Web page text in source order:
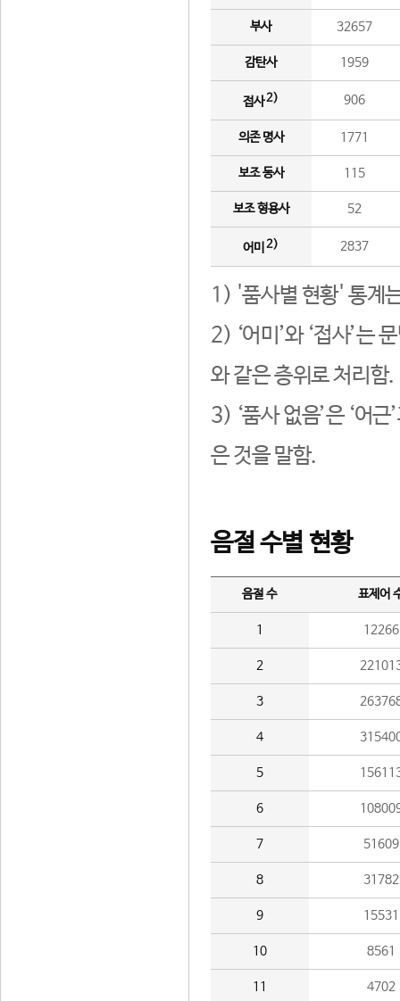
부사 32657
감탄사 1959
접사2) 906
의존 명사 1771
보조 동사 115
보조 형용사 52
어미 2) 2837
1) '품사별 현황' 통계
2) ‘어미’와 ‘접사’는
와 같은 층위로 처리함.
3) ‘품사 없음’은 ‘어
은 것을 말함.
음절 수별 현황
음절 수 표제어
1 12266
2
3
4
5
6
7 51609
8 31782
9 15531
10 8561
11 4702